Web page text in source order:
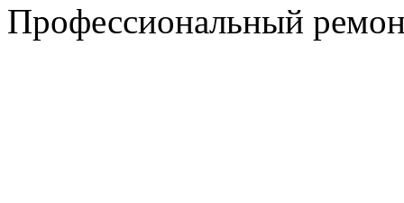
Профессиональный